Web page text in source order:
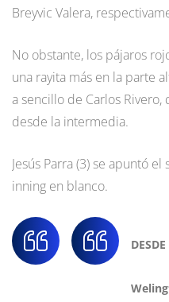
Breyvic Valera,
No obstante, los pájaros
una rayita más en la parte
a sencillo de Carlos
desde la intermedia.
Jesús Parra (3) se apuntó
inning en blanco.